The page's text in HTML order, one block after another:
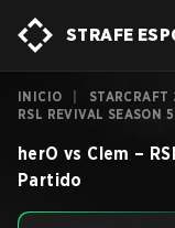
STRAFE
INICIO STARCRAFT
RSL REVIVAL SEASON
herO vs Clem –
Partido